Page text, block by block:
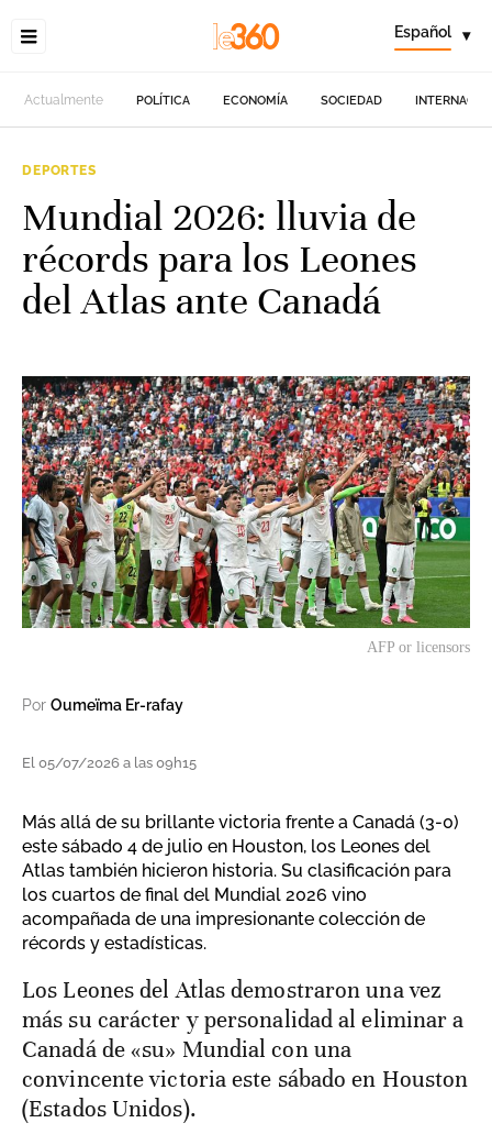
Español ▾
Actualmente POLÍTICA ECONOMÍA SOCIEDAD
DEPORTES
Mundial 2026: lluvia de
récords para los Leones
del Atlas ante Canadá
AFP or licensors
Por Oumeïma Er-rafay
El 05/07/2026 a las 09h15
Más allá de su brillante victoria frente a Canadá (3-0)
este sábado 4 de julio en Houston, los Leones del
Atlas también hicieron historia. Su clasificación para
los cuartos de final del Mundial 2026 vino
acompañada de una impresionante colección de
récords y estadísticas.
Los Leones del Atlas demostraron una vez
más su carácter y personalidad al eliminar a
Canadá de «su» Mundial con una
convincente victoria este sábado en Houston
(Estados Unidos).